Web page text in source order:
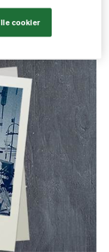
satsing inn i
tørre trolldom.
cookier